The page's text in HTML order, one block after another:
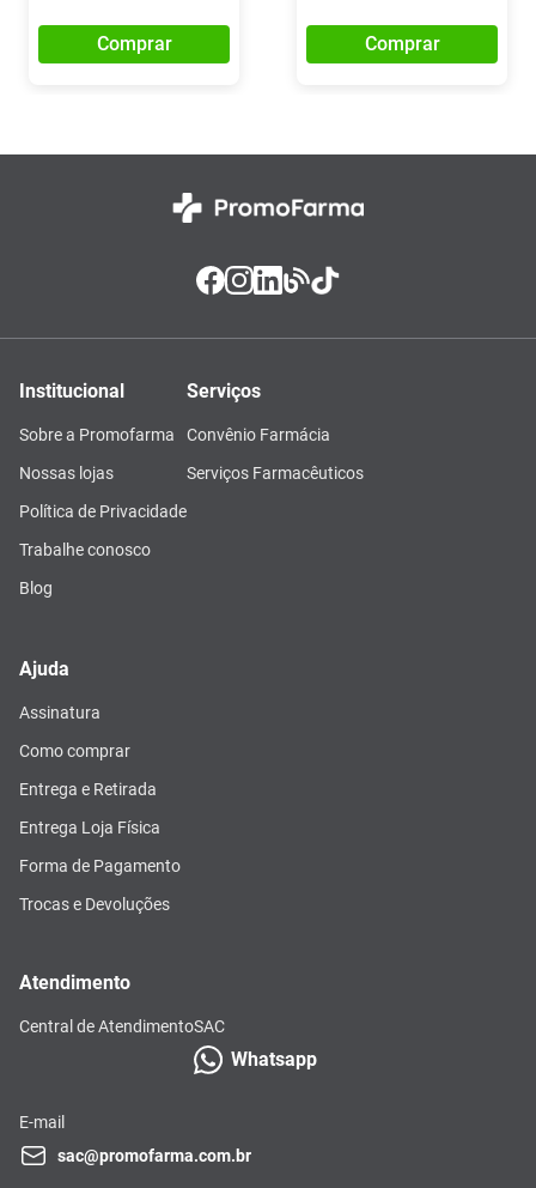
Comprar Comprar
Institucional
Sobre a Promofarma
Nossas lojas
Política de Privacidade
Trabalhe conosco
Blog
Serviços
Convênio Farmácia
Serviços Farmacêuticos
Ajuda
Assinatura
Como comprar
Entrega e Retirada
Entrega Loja Física
Forma de Pagamento
Trocas e Devoluções
Atendimento
Central de AtendimentoSAC
Whatsapp
E-mail
sac@promofarma.com.br